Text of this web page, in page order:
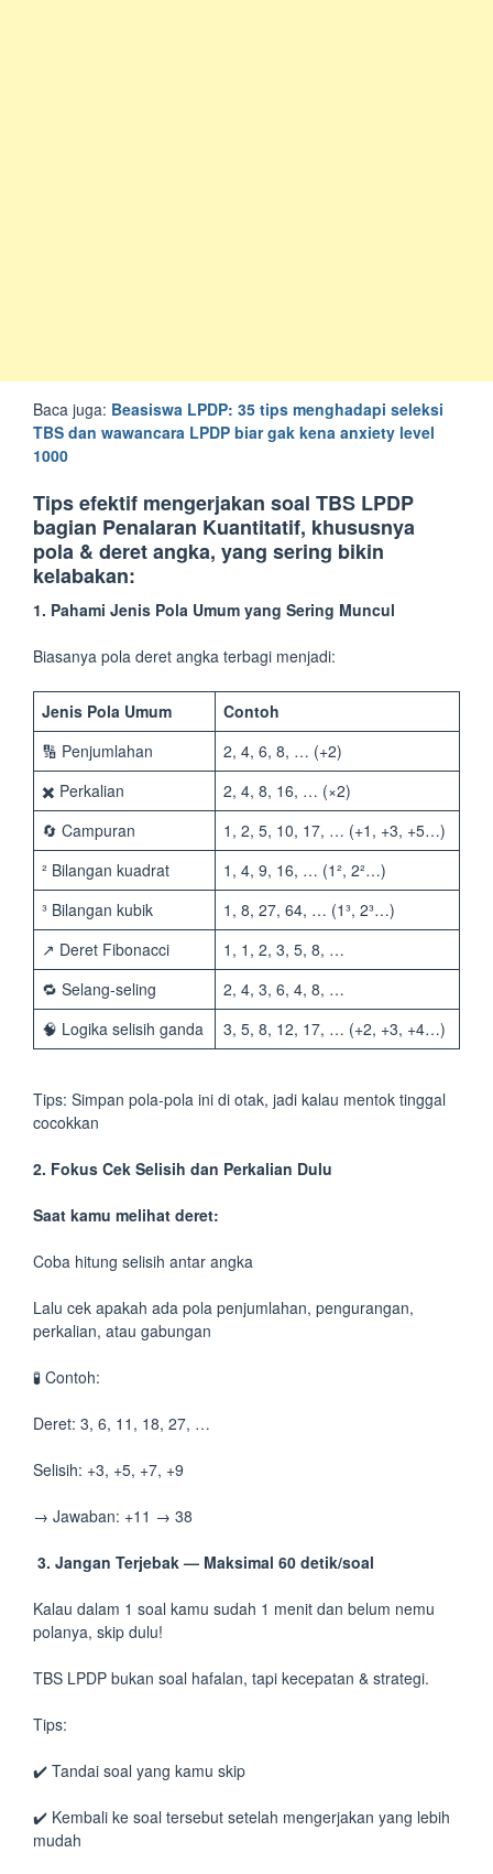
Baca juga: Beasiswa LPDP: 35 tips menghadapi seleksi
TBS dan wawancara LPDP biar gak kena anxiety level
1000
Tips efektif mengerjakan soal TBS LPDP
bagian Penalaran Kuantitatif, khususnya
pola & deret angka, yang sering bikin
kelabakan:
1. Pahami Jenis Pola Umum yang Sering Muncul
Biasanya pola deret angka terbagi menjadi:
Jenis Pola Umum
Contoh
🔢 Penjumlahan
2, 4, 6, 8, … (+2)
✖️ Perkalian
2, 4, 8, 16, … (×2)
🔄 Campuran
1, 2, 5, 10, 17, … (+1, +3, +5…)
² Bilangan kuadrat
1, 4, 9, 16, … (1², 2²…)
³ Bilangan kubik
1, 8, 27, 64, … (1³, 2³…)
↗️ Deret Fibonacci
1, 1, 2, 3, 5, 8, …
🔁 Selang-seling
2, 4, 3, 6, 4, 8, …
🧠 Logika selisih ganda
3, 5, 8, 12, 17, … (+2, +3, +4…)
Tips: Simpan pola-pola ini di otak, jadi kalau mentok tinggal
cocokkan
2. Fokus Cek Selisih dan Perkalian Dulu
Saat kamu melihat deret:
Coba hitung selisih antar angka
Lalu cek apakah ada pola penjumlahan, pengurangan,
perkalian, atau gabungan
🧪 Contoh:
Deret: 3, 6, 11, 18, 27, …
Selisih: +3, +5, +7, +9
→ Jawaban: +11 → 38
3. Jangan Terjebak — Maksimal 60 detik/soal
Kalau dalam 1 soal kamu sudah 1 menit dan belum nemu
polanya, skip dulu!
TBS LPDP bukan soal hafalan, tapi kecepatan & strategi.
Tips:
✔️ Tandai soal yang kamu skip
✔️ Kembali ke soal tersebut setelah mengerjakan yang lebih
mudah